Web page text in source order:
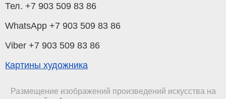
Тел. +7 903 509 83 86
WhatsApp +7 903 509 83 86
Viber +7 903 509 83 86
Картины художника
Размещение изображений произведений искусства на